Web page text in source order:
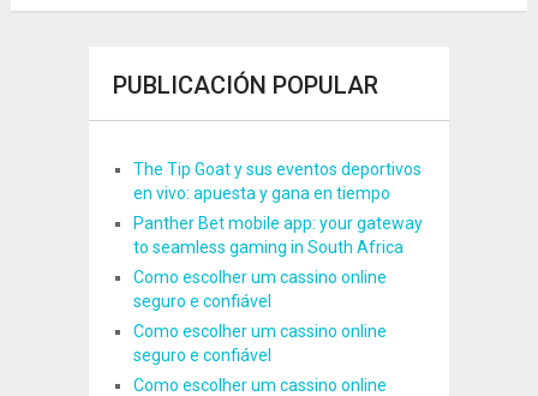
PUBLICACIÓN POPULAR
The Tip Goat y sus eventos deportivos
en vivo: apuesta y gana en tiempo
Panther Bet mobile app: your gateway
to seamless gaming in South Africa
Como escolher um cassino online
seguro e confiável
Como escolher um cassino online
seguro e confiável
Como escolher um cassino online